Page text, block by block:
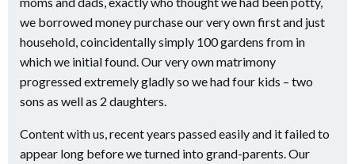
we borrowed money purchase our very own first and just
household, coincidentally simply 100 gardens from in
which we initial found. Our very own matrimony
progressed extremely gladly so we had four kids – two
sons as well as 2 daughters.
Content with us, recent years passed easily and it failed to
appear long before we turned into grand-parents. Our